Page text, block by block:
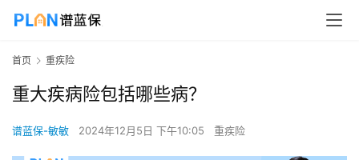
首页 重疾险
重大疾病险包括哪些病？
谱蓝保-敏敏 2024年12月5日 下午10:05 重疾险